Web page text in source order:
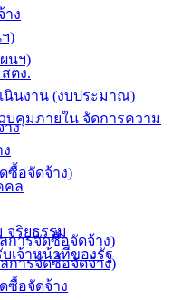
าง
)
นฯ)
าง
ซื้อจัดจ้าง)
การจัดซื้อจัดจ้าง)
การจัดซื้อจัดจ้าง)
ซื้อจัดจ้าง
ตง.
นินงาน (งบประมาณ)
บคุมภายใน จัดการความ
คล
จริยธรรม
เจ้าหน้าที่ของรัฐ
งศิลา จังหวัดชลบุรี |